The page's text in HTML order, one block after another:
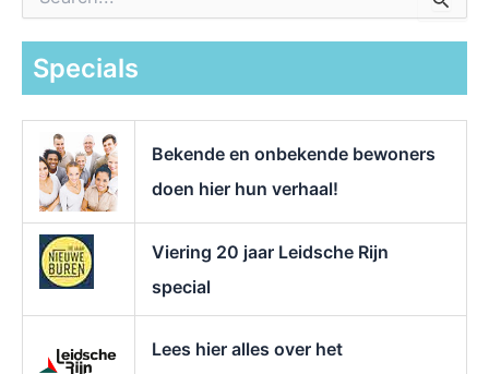
a
Specials
Bekende en onbekende bewoners
doen hier hun verhaal!
Viering 20 jaar Leidsche Rijn
special
Lees hier alles over het